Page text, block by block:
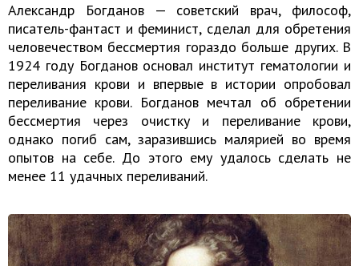
Александр Богданов — советский врач, философ,
писатель-фантаст и феминист, сделал для обретения
человечеством бессмертия гораздо больше других. В
1924 году Богданов основал институт гематологии и
переливания крови и впервые в истории опробовал
переливание крови. Богданов мечтал об обретении
бессмертия через очистку и переливание крови,
однако погиб сам, заразившись малярией во время
опытов на себе. До этого ему удалось сделать не
менее 11 удачных переливаний.